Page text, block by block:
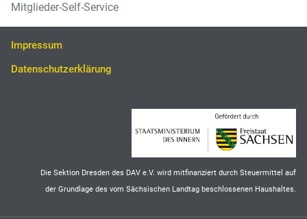
Mitglieder-Self-Service
Impressum
Datenschutzerklärung
Die Sektion Dresden des DAV e.V. wird mitfinanziert durch Steuermittel auf
der Grundlage des vom Sächsischen Landtag beschlossenen Haushaltes.